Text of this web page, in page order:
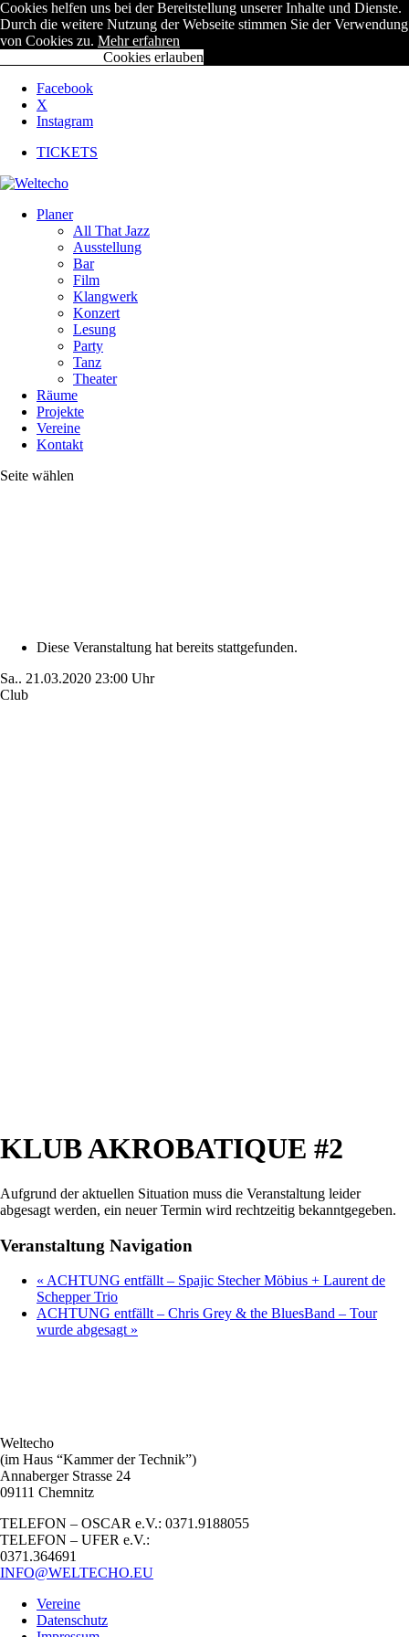
Cookies helfen uns bei der Bereitstellung unserer Inhalte und Dienste.
Durch die weitere Nutzung der Webseite stimmen Sie der Verwendung
von Cookies zu. Mehr erfahren
Cookies erlauben
Facebook
X
Instagram
TICKETS
Planer
All That Jazz
Ausstellung
Bar
Film
Klangwerk
Konzert
Lesung
Party
Tanz
Theater
Räume
Projekte
Vereine
Kontakt
Seite wählen
Diese Veranstaltung hat bereits stattgefunden.
Sa.. 21.03.2020 23:00 Uhr
Club
KLUB AKROBATIQUE #2
Aufgrund der aktuellen Situation muss die Veranstaltung leider
abgesagt werden, ein neuer Termin wird rechtzeitig bekanntgegeben.
Veranstaltung Navigation
« ACHTUNG entfällt – Spajic Stecher Möbius + Laurent de
Schepper Trio
ACHTUNG entfällt – Chris Grey & the BluesBand – Tour
wurde abgesagt »
Weltecho
(im Haus “Kammer der Technik”)
Annaberger Strasse 24
09111 Chemnitz
TELEFON – OSCAR e.V.: 0371.9188055
TELEFON – UFER e.V.:
0371.364691
INFO@WELTECHO.EU
Vereine
Datenschutz